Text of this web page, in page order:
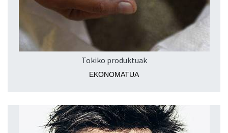
Tokiko produktuak
EKONOMATUA